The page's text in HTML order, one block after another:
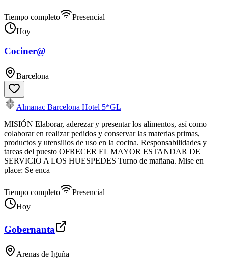
Tiempo completo
Presencial
Hoy
Cociner@
Barcelona
Almanac Barcelona Hotel 5*GL
MISIÓN Elaborar, aderezar y presentar los alimentos, así como
colaborar en realizar pedidos y conservar las materias primas,
productos y utensilios de uso en la cocina. Responsabilidades y
tareas del puesto OFRECER EL MAYOR ESTANDAR DE
SERVICIO A LOS HUESPEDES Turno de mañana. Mise en
place: Se enca
Tiempo completo
Presencial
Hoy
Gobernanta
Arenas de Iguña